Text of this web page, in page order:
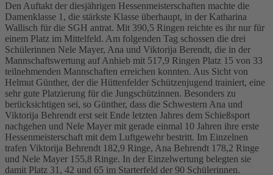
Den Auftakt der diesjährigen Hessenmeisterschaften machte die
Damenklasse 1, die stärkste Klasse überhaupt, in der Katharina
Wallisch für die SGH antrat. Mit 390,5 Ringen reichte es ihr nur für
einem Platz im Mittelfeld. Am folgenden Tag schossen die drei
Schülerinnen Nele Mayer, Ana und Viktorija Berendt, die in der
Mannschaftswertung auf Anhieb mit 517,9 Ringen Platz 15 von 33
teilnehmenden Mannschaften erreichen konnten. Aus Sicht von
Helmut Günther, der die Hüttenfelder Schützenjugend trainiert, eine
sehr gute Platzierung für die Jungschützinnen. Besonders zu
berücksichtigen sei, so Günther, dass die Schwestern Ana und
Viktorija Behrendt erst seit Ende letzten Jahres dem Schießsport
nachgehen und Nele Mayer mit gerade einmal 10 Jahren ihre erste
Hessenmeisterschaft mit dem Luftgewehr bestritt. Im Einzelnen
trafen Viktorija Behrendt 182,9 Ringe, Ana Behrendt 178,2 Ringe
und Nele Mayer 155,8 Ringe. In der Einzelwertung belegten sie
damit Platz 31, 42 und 65 im Starterfeld der 90 Schülerinnen.